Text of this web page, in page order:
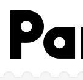
跳到主要內容區塊
網站導覽